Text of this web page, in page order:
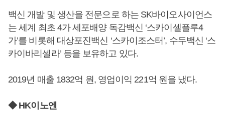
백신 개발 및 생산을 전문으로 하는 SK바이오사이언스
는 세계 최초 4가 세포배양 독감백신 ‘스카이셀플루4
가’를 비롯해 대상포진백신 ‘스카이조스터’, 수두백신 ‘스
카이바리셀라’ 등을 보유하고 있다.
2019년 매출 1832억 원, 영업이익 221억 원을 냈다.
◆ HK이노엔